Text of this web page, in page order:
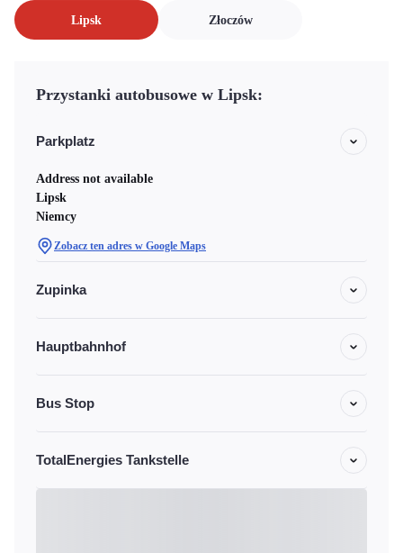
Lipsk Złoczów
Przystanki autobusowe w Lipsk:
Parkplatz
Address not available
Lipsk
Niemcy
Zobacz ten adres w Google Maps
Zupinka
Hauptbahnhof
Bus Stop
TotalEnergies Tankstelle